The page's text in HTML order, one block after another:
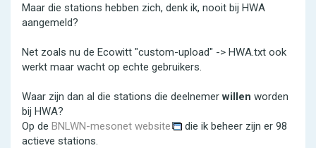
Maar die stations hebben zich, denk ik, nooit bij HWA
aangemeld?
Net zoals nu de Ecowitt "custom-upload" -> HWA.txt ook
werkt maar wacht op echte gebruikers.
Waar zijn dan al die stations die deelnemerwillen worden
bij HWA?
Op de BNLWN-mesonet website
die ik beheer zijn er 98
actieve stations.